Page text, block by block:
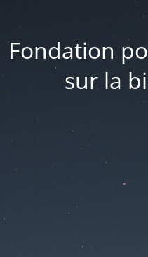
Fondation
sur la